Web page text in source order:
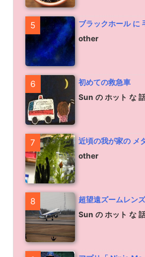
5
ブラックホール に
other
6
初めての救急車
Sun の ホット な
7
近頃の我が家の メ
other
8
超望遠ズームレン
Sun の ホット な